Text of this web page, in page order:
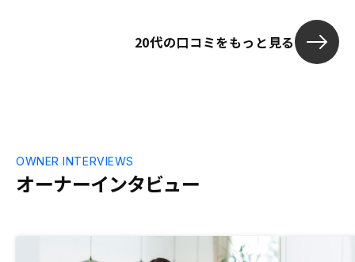
20代の口コミをもっと見る
オーナーインタビュー
OWNER INTERVIEWS